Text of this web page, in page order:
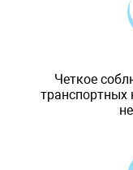
Четкое
транспортных